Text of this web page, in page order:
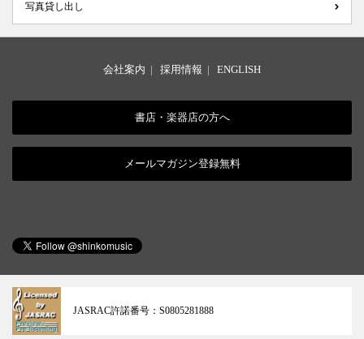
写真貸し出し
会社案内 | 採用情報 | ENGLISH
書店・楽器店の方へ
メールマガジン登録無料
JASRAC許諾番号： S0805281888